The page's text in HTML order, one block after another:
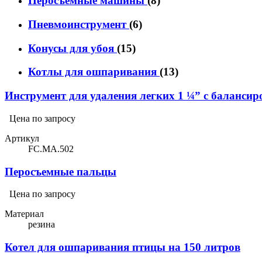
Пневмоинструмент(6)
Конусы для убоя (15)
Котлы для ошпаривания (13)
Инструмент для удаления легких 1 ¼” с
Цена по запросу
Артикул
FC.MA.502
Перосъемные пальцы
Цена по запросу
Материал
резина
Котел для ошпаривания птицы на 150 литров